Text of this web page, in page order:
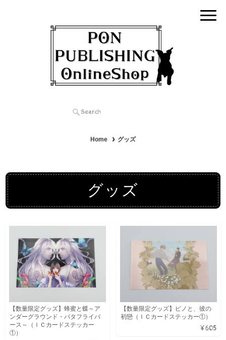
Home グッズ
グッズ
【数量限定グッズ】蜂蜜と蝶～ア
ンダーグラウンド・バタフライバ
ース～（ＩＣカードステッカー
①）
【数量限定グッズ】ピノと、彼の
初戀（ＩＣカードステッカー①）
¥605